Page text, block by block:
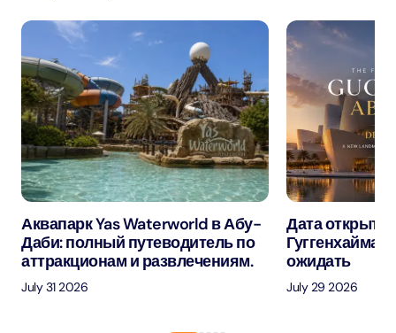
Аквапарк Yas Waterworld в Абу-
Даби: полный путеводитель по
аттракционам и развлечениям.
July 31 2026
Дата
Гуггенхайма
ожидать
July 29 2026